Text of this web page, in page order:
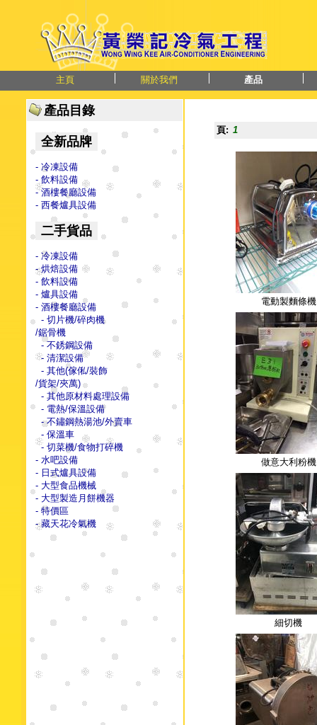
主頁 關於我們 產品
產品目錄
全新品牌
- 冷凍設備
- 飲料設備
- 酒樓餐廳設備
- 西餐爐具設備
二手貨品
- 冷凍設備
- 烘焙設備
- 飲料設備
- 爐具設備
- 酒樓餐廳設備
- 切片機/碎肉機
/鋸骨機
- 不銹鋼設備
- 清潔設備
- 其他(傢俬/裝飾
/貨架/夾萬)
- 其他原材料處理設備
- 電熱/保溫設備
- 不鏽鋼熱湯池/外賣車
- 保溫車
- 切菜機/食物打碎機
- 水吧設備
- 日式爐具設備
- 大型食品機械
- 大型製造月餅機器
- 特價區
- 藏天花冷氣機
頁: 1
電動製麵條機
做意大利粉機
細切機